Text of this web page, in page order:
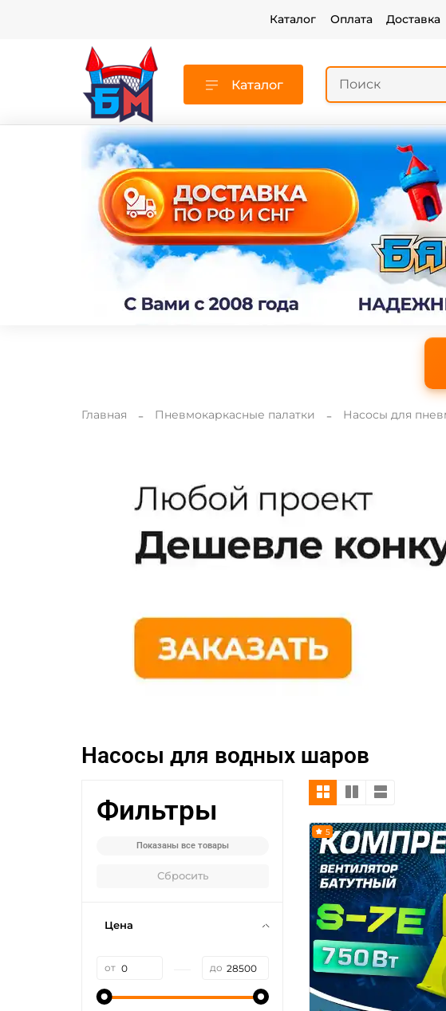
Каталог Оплата Доставка
Каталог
Главная Пневмокаркасные палатки Насосы для
Насосы для водных шаров
5
Фильтры
Показаны все товары
Сбросить
Цена
от до